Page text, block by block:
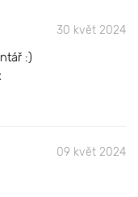
30 květ 2024
:)
09 květ 2024